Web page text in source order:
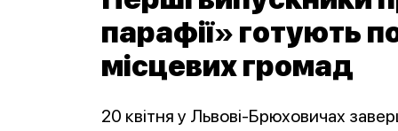
парафії» готують
місцевих громад
20 квітня у Львові-Брюховичах